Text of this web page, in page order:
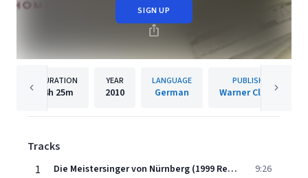
SIGN UP
DURATION
4h 25m
YEAR
2010
LANGUAGE
German
PUBLISHER
Warner Classics
Tracks
1
Die Meistersinger von Nürnberg (1999 Remastered Version): Prelude 9:26